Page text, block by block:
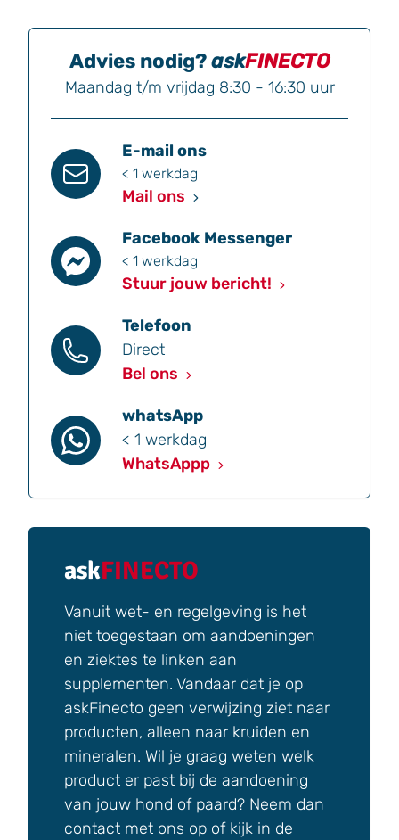
Advies nodig?askFINECTO
Maandag t/m vrijdag 8:30 - 16:30 uur
E-mail ons
< 1 werkdag
Mail ons
Facebook Messenger
< 1 werkdag
Stuur jouw bericht!
Telefoon
Direct
Bel ons
whatsApp
< 1 werkdag
WhatsAppp
askFINECTO
Vanuit wet- en regelgeving is het
niet toegestaan om aandoeningen
en ziektes te linken aan
supplementen. Vandaar dat je op
askFinecto geen verwijzing ziet naar
producten, alleen naar kruiden en
mineralen. Wil je graag weten welk
product er past bij de aandoening
van jouw hond of paard? Neem dan
contact met ons op of kijk in de